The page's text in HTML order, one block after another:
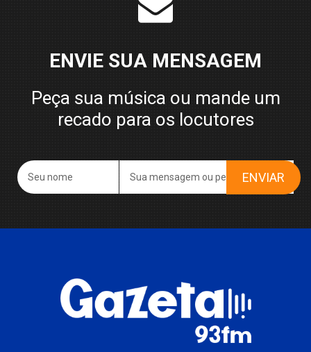
ENVIE SUA MENSAGEM
Peça sua música ou mande um
recado para os locutores
ENVIAR